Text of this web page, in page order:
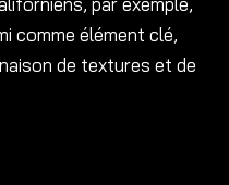
comme élément clé,
de textures et de